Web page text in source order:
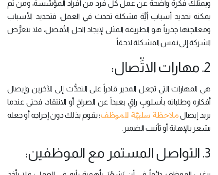
ويمتلك فكرة واضحة عن عمل كل فرد من أفراد المؤسَّسة، ومن ثم
يمكنه تحديد أسباب أيَّة مشكلة تحدث في العمل، فتحديد الأسباب
ومعالجتها جذرياً هو الطريقة المثلى لإيجاد الحل الأفضل، فلا تتعرَّض
الشركة إلى نفس المشكلة لاحقاً.
2. مهارات الاتِّصال:
هي المهارات التي تجعل المدير قادراً على التحدُّث إلى الآخرين وإيصال
أفكاره وطلباته بأسلوبٍ راقٍ بعيداً عن الصراخ أو الانتقاد، فحتى عندما
يريد إيصالملاحظة سلبيَّة للموظف؛ يقوم بذلك دون إحراجه أو جعله
يشعر بالإهانة أو تأنيب الضمير.
3. التواصل المستمر مع الموظفين: